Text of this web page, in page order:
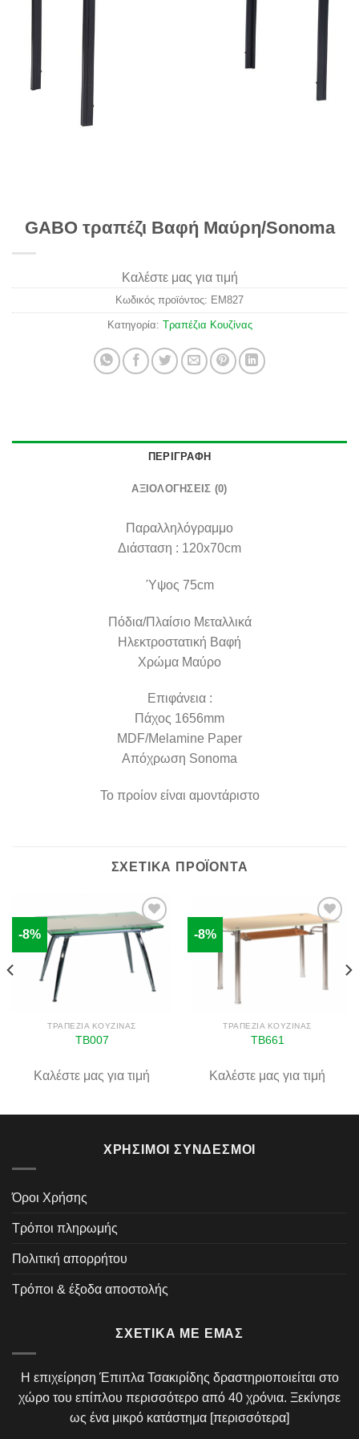
GABO τραπέζι Βαφή Μαύρη/Sonoma
Καλέστε μας για τιμή
Κωδικός προϊόντος: ΕΜ827
Κατηγορία: Τραπέζια Κουζίνας
ΠΕΡΙΓΡΑΦΉ
ΑΞΙΟΛΟΓΉΣΕΙΣ (0)
Παραλληλόγραμμο
Διάσταση : 120x70cm
Ύψος 75cm
Πόδια/Πλαίσιο Μεταλλικά
Ηλεκτροστατική Βαφή
Χρώμα Μαύρο
Επιφάνεια :
Πάχος 1656mm
MDF/Melamine Paper
Απόχρωση Sonoma
Το προίον είναι αμοντάριστο
ΣΧΕΤΙΚΆ ΠΡΟΪΌΝΤΑ
-8%
Πρόσθήκη
στην λίστα
επιθυμιών
ΤΡΑΠΈΖΙΑ ΚΟΥΖΊΝΑΣ
TB007
Καλέστε μας για τιμή
-8%
ΤΡΑΠΈΖΙΑ ΚΟΥΖΊΝΑΣ
ΤΒ661
Καλέστε μας για τιμή
ΧΡΉΣΙΜΟΙ ΣΎΝΔΕΣΜΟΙ
Όροι Χρήσης
Τρόποι πληρωμής
Πολιτική απορρήτου
Τρόποι & έξοδα αποστολής
ΣΧΕΤΙΚΆ ΜΕ ΕΜΆΣ
Η επιχείρηση Έπιπλα Τσακιρίδης δραστηριοποιείται στο
χώρο του επίπλου περισσότερο από 40 χρόνια. Ξεκίνησε
ως ένα μικρό κατάστημα [περισσότερα]